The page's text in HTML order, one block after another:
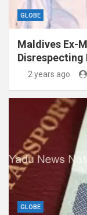
GLOBE
Maldives Ex-
Disrespecting
2 years ago
GLOBE